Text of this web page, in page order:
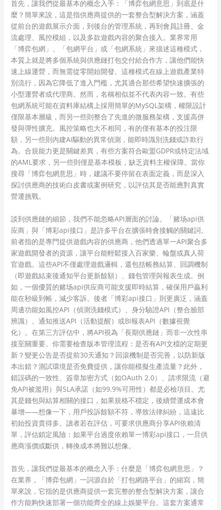
首先，讓我們從最基本的概念入手：「博弈包網意思」到底是什
麼？簡單來說，這是指供應商提供的一套整合型解決方案，涵蓋
從前台的遊戲展示介面，到後台的管理系統，再到會員註冊、金
流處理、風控模組，以及多款遊戲內容的聚合接入。業界常用
「博弈包網」、「包網平台」或「包網系統」來描述這種模式，
本質上就是將多個系統與供應鏈打包交付給合作方，讓他們能快
速上線運營，而無需從零開始開發。這種模式在線上遊戲產業特
別流行，因為它降低了進入門檻，尤其適合那些希望快速擴張的
小型運營者或代理商。然而，名稱相似並不代表內容一致。有些
包網系統可能在資料庫結構上採用簡單的MySQL架構，權限設計
僅限基本層級，而另一些則整合了先進的微服務架構，支援高併
發與彈性擴充。風控策略也大不相同，有的僅有基本的投注限
額，另一些則內建AI驅動的異常偵測，能即時識別洗錢或詐欺行
為。合規能力更是關鍵差異，有些方案符合歐盟GDPR或特定法域
的AML要求，另一些則僅是基本模板，缺乏資料主權保障。當你
搜尋「博弈包網意思」時，建議不要停留在表面定義，而是深入
探討供應商的技術白皮書或案例研究，以評估其是否能應對真實
營運挑戰。
談到供應鏈的細節，我們不能忽略API層面的討論。「赌场api供
应商」與「博彩api接口」是許多平台在擴張時會接觸的關鍵詞。
前者指的是專門提供遊戲內容的供應商，他們透過單一API聚合多
家遊戲開發者的資源，讓平台能輕鬆接入百家樂、輪盤或真人荷
官遊戲。這些API不僅處理遊戲邏輯，還包括帳務結算、回調機制
（即遊戲結束後通知平台更新餘額）、錢包管理與報表生成。例
如，一個優質的赌场api供应商可能支援即時結算，確保用戶贏利
能在秒級到帳，減少客訴。後者「博彩api接口」則更廣泛，涵蓋
周邊功能如風控API（偵測洗錢模式）、身分驗證API（整合臉部
辨識）、通知推送API（活動提醒）或BI報表API（數據視覺
化）。在第三方評估中，將API視為「長期供應鏈」而非一次性串
接至關重要。你需要檢查版本管理流程：是否有API文檔的定期更
新？變更公告是否提前30天通知？回滾機制是否完善，以防新版
本出錯？測試環境是否免費提供，讓你能模擬生產流量？此外，
錯誤碼的一致性、簽章加密方式（如OAuth 2.0）、請求限流（避
免API被濫用）與SLA承諾（如99.9%可用性）都是必檢項目。尤
其是錢包與結算相關的接口，如果規格不穩定，後續營運成本會
暴增——想像一下，用戶投訴餘額不符，導致法律糾紛，這遠比
初始投資貴得多。讀者若在評估，可要求供應商分享API依賴清
單，評估鎖定風險：如果平台過度依賴單一博彩api接口，一旦供
應商漲價或斷供，轉換成本將難以想像。
首先，讓我們從最基本的概念入手：什麼是「博弈包網意思」？
在業界，「博弈包網」一詞源自於「打包網路平台」的縮寫，簡
單來說，它指的是供應商提供一套完整的整合型解決方案，讓合
作方能夠快速部署一個功能齊全的線上娛樂平台。這套方案通常